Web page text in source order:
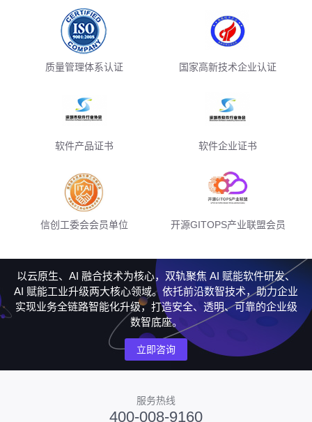
质量管理体系认证 国家高新技术企业认证
软件产品证书 软件企业证书
信创工委会会员单位 开源GITOPS产业联盟会员
以云原生、AI 融合技术为核心，双轨聚焦 AI 赋能软件研发、
AI 赋能工业升级两大核心领域。依托前沿数智技术，助力企业
实现业务全链路智能化升级，打造安全、透明、可靠的企业级
数智底座。
立即咨询
服务热线
400-008-9160